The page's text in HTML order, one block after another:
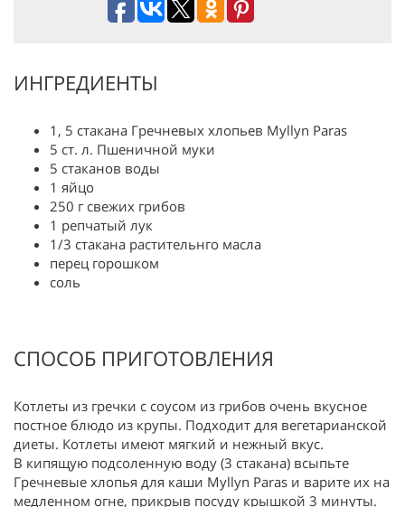
ИНГРЕДИЕНТЫ
1, 5 стакана Гречневых хлопьев Myllyn Paras
5 ст. л. Пшеничной муки
5 стаканов воды
1 яйцо
250 г свежих грибов
1 репчатый лук
1/3 стакана растительнго масла
перец горошком
соль
СПОСОБ ПРИГОТОВЛЕНИЯ
Котлеты из гречки с соусом из грибов очень вкусное
постное блюдо из крупы. Подходит для вегетарианской
диеты. Котлеты имеют мягкий и нежный вкус.
В кипящую подсоленную воду (3 стакана) всыпьте
Гречневые хлопья для каши Myllyn Paras и варите их на
медленном огне, прикрыв посуду крышкой 3 минуты.